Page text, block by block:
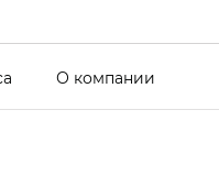
О компании